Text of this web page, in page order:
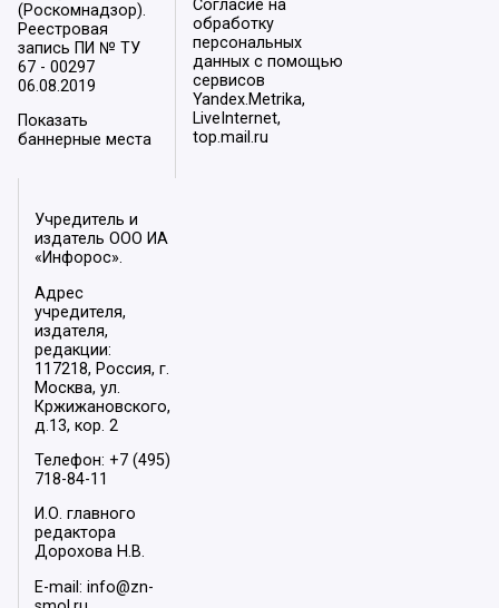
(Роскомнадзор).
Реестровая
запись ПИ № ТУ
67 - 00297
06.08.2019
Показать
баннерные места
Согласие на
обработку
персональных
данных с помощью
сервисов
Yandex.Metrika,
LiveInternet,
top.mail.ru
Учредитель и
издатель ООО ИА
«Инфорос».
Адрес
учредителя,
издателя,
редакции:
117218, Россия, г.
Москва, ул.
Кржижановского,
д.13, кор. 2
Телефон: +7 (495)
718-84-11
И.О. главного
редактора
Дорохова Н.В.
E-mail: info@zn-